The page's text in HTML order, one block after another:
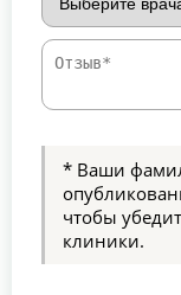
* Ваши
чтобы
клиники.